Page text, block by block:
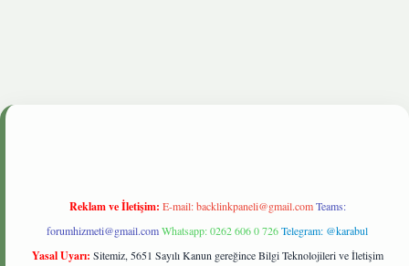
Reklam ve İletişim: E-mail:backlinkpaneli@gmail.com Teams:
forumhizmeti@gmail.comWhatsapp: 0262 606 0 726Telegram: @karabul
Yasal Uyarı: Sitemiz, 5651 Sayılı Kanun gereğince Bilgi Teknolojileri ve İletişim